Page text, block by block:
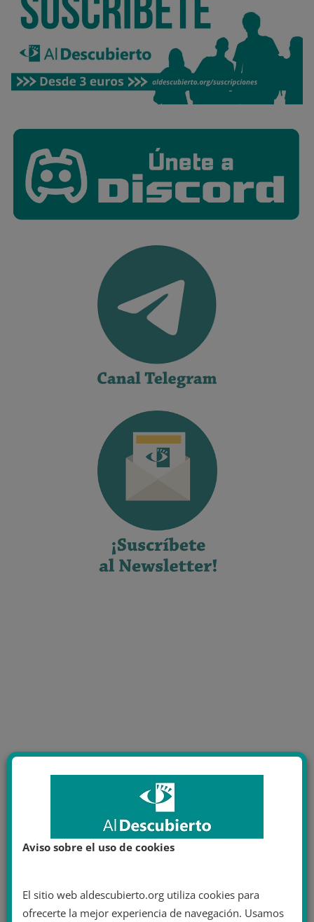
Aviso sobre el uso de cookies
El sitio web aldescubierto.org utiliza cookies para
ofrecerte la mejor experiencia de navegación. Usamos